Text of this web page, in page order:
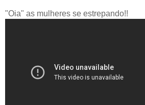
"Oia" as mulheres se estrepando!!